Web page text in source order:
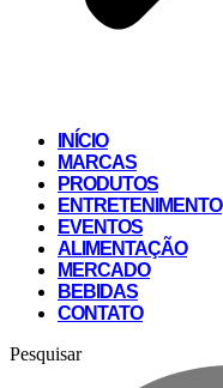
INÍCIO
MARCAS
PRODUTOS
ENTRETENIMENTO
EVENTOS
ALIMENTAÇÃO
MERCADO
BEBIDAS
CONTATO
Pesquisar